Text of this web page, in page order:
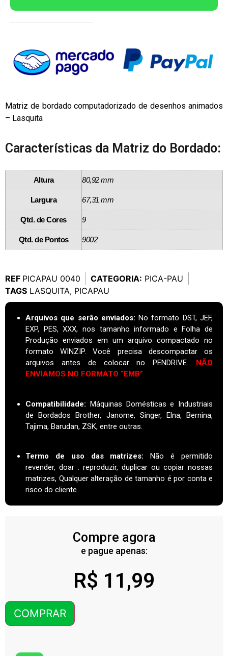
Matriz de bordado computadorizado de desenhos animados
– Lasquita
Características da Matriz do Bordado:
Altura 80,92 mm
Largura 67,31 mm
Qtd. de Cores 9
Qtd. de Pontos 9002
REF PICAPAU 0040 CATEGORIA: PICA-PAU
TAGS LASQUITA, PICAPAU
Arquivos que serão enviados: No formato DST, JEF,
EXP, PES, XXX, nos tamanho informado e Folha de
Produção enviados em um arquivo compactado no
formato WINZIP. Você precisa descompactar os
arquivos antes de colocar no PENDRIVE. NÃO
ENVIAMOS NO FORMATO “EMB”
Compatibilidade: Máquinas Domésticas e Industriais
de Bordados Brother, Janome, Singer, Elna, Bernina,
Tajima, Barudan, ZSK, entre outras.
Termo de uso das matrizes:
Não é permitido
revender, doar . reproduzir, duplicar ou copiar nossas
matrizes, Qualquer alteração de tamanho é por conta e
risco do cliente.
Compre agora
e pague apenas:
R$ 11,99
COMPRAR